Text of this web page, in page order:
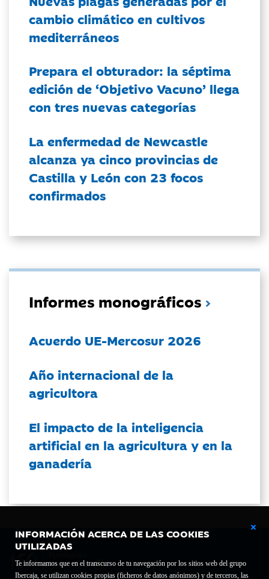
INFORMACIÓN ACERCA DE LAS COOKIES
UTILIZADAS
Te informamos que en el transcurso de tu navegación por los sitios web del grupo
Ibercaja, se utilizan cookies propias (ficheros de datos anónimos) y de terceros, las
cambio climático en cultivos
mediterráneos
Prepara el obturador: la séptima
edición de ‘Objetivo Vacuno’ llega
con tres nuevas categorías
La enfermedad de Newcastle
alcanza ya cinco provincias de
Castilla y León con 23 focos
confirmados
Informes monográficos
Acuerdo UE-Mercosur 2026
Año internacional de la
agricultora
El impacto de la inteligencia
artificial en la agricultura y en la
ganadería